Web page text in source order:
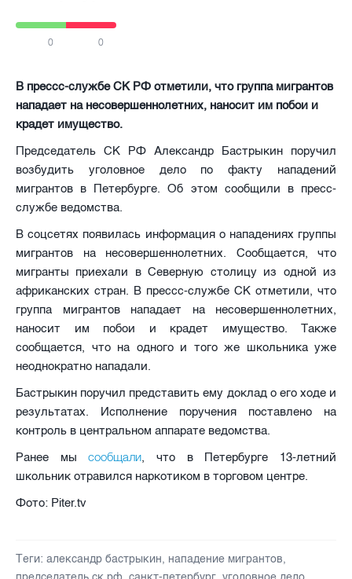
0 0
В прессс-службе СК РФ отметили, что группа мигрантов
нападает на несовершеннолетних, наносит им побои и
крадет имущество.
Председатель СК РФ Александр Бастрыкин поручил
возбудить уголовное дело по факту нападений
мигрантов в Петербурге. Об этом сообщили в пресс-
службе ведомства.
В соцсетях появилась информация о нападениях группы
мигрантов на несовершеннолетних. Сообщается, что
мигранты приехали в Северную столицу из одной из
африканских стран. В прессс-службе СК отметили, что
группа мигрантов нападает на несовершеннолетних,
наносит им побои и крадет имущество. Также
сообщается, что на одного и того же школьника уже
неоднократно нападали.
Бастрыкин поручил представить ему доклад о его ходе и
результатах. Исполнение поручения поставлено на
контроль в центральном аппарате ведомства.
Ранее мысообщали, что в Петербурге 13-летний
школьник отравился наркотиком в торговом центре.
Фото: Piter.tv
Теги: александр бастрыкин, нападение мигрантов,